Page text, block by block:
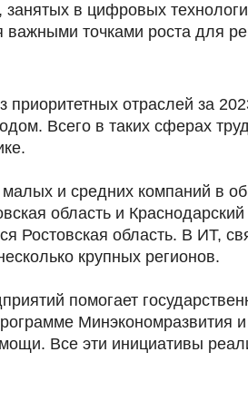
занятых в цифровых
важными точками роста для
приоритетных отраслей за
Всего в таких сферах
и средних компаний в
область и
Ростовская область. В ИТ,
крупных регионов.
помогает
Минэкономразвития
Все эти инициативы